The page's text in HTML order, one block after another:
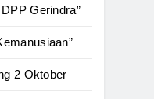
Gerindra”
2 Oktober